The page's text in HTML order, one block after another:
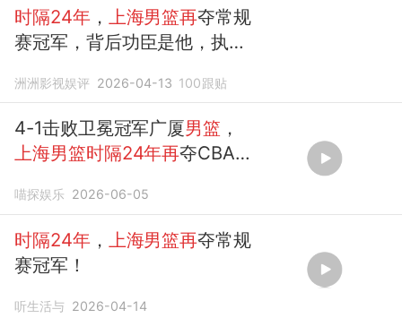
时隔24年， 上海男篮再夺常规
赛冠军，背后功臣是他，执教
洲洲影视娱评 2026-04-13 100跟贴
4-1击败卫冕冠军广厦男篮 ，
上海男篮时隔24年再夺CBA总
喵探娱乐 2026-06-05
时隔24年， 上海男篮再夺常规
赛冠军！
听生活与 2026-04-14